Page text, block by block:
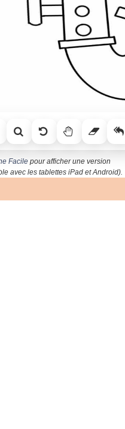
Facilepour afficher une version
avec les tablettes iPad et Android).